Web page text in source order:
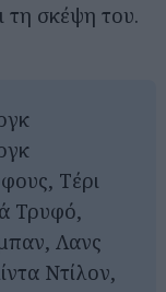
τη σκέψη του.
Τέρι
Τρυφό,
Λανς
Ντίλον,